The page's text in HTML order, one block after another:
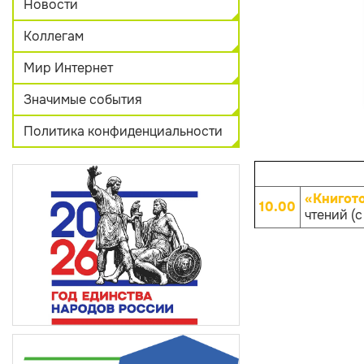
Новости
Коллегам
Мир Интернет
Значимые события
Политика конфиденциальности
10.00 чтений